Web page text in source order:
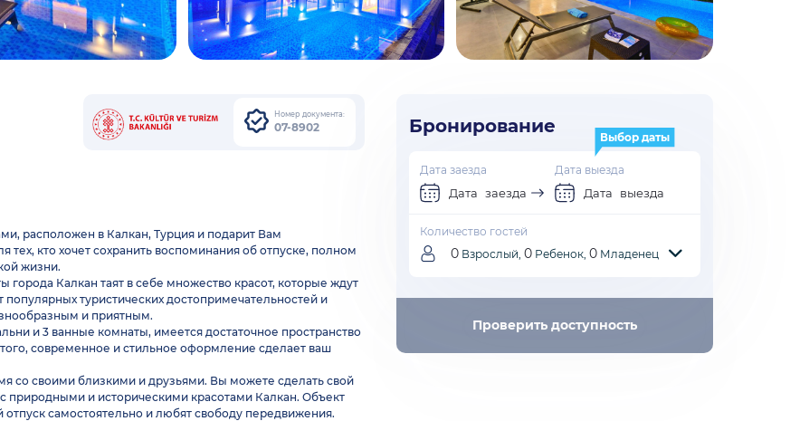
Номер документа:
07-8902
расположен в Калкан, Турция и подарит Вам
кто хочет сохранить воспоминания об отпуске, полном
жизни.
Калкан таят в себе множество красот, которые ждут
туристических достопримечательностей и
и приятным.
и 3 ванные комнаты, имеется достаточное пространство
современное и стильное оформление сделает ваш
со своими близкими и друзьями. Вы можете сделать свой
и историческими красотами Калкан. Объект
отпуск самостоятельно и любят свободу передвижения.
Бронирование Выбор даты
Дата заезда Дата выезда
Дата заезда Дата выезда
Количество гостей
0 Взрослый, 0 Ребенок, 0 Младенец
Проверить доступность